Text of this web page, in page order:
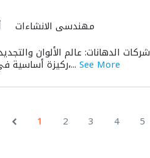
مهندسي الانشاءات
شركات الدهانات: عالم الألوان
ركيزة أساسية في صناعة البناء والتعمير،... See More
1 2 3 4 5